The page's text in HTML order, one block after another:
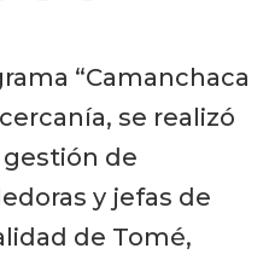
“Camanchaca
se realizó
de
y jefas de
de Tomé,